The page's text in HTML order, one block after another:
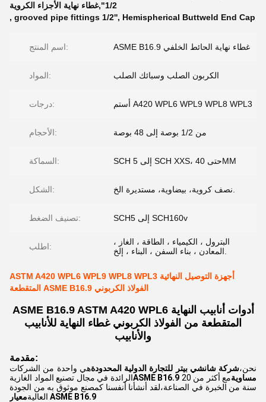
1/2",غطاء نهاية الأجزاء الكروية
, grooved pipe fittings 1/2'', Hemispherical Buttweld End Cap
اسم المنتج: ASME B16.9 غطاء نهاية الحائط الخلفي
المواد: الكربون الصلب وسبائك الصلب
درجات: أستم A420 WPL6 WPL9 WPL8 WPL3
الأحجام: من 1/2 بوصة إلى 48 بوصة
السماكة: SCH 5 إلى SCH XXS، حتى 40MM
الشكل:
تصنيف الضغط: SCH5 إلى SCH160v
اطلب:
البترول ، الكيمياء ، الطاقة ، الغاز ،
ASTM A420 WPL6 WPL9 WPL8 WPL3 أجهزة التوصيل النهائية
المتقطعة ASME B16.9 الفولاذ الكربوني
ASME B16.9 ASTM A420 WPL6 أدوات أنابيب النهاية
المتقطعة من الفولاذ الكربوني غطاء النهاية للأنابيب
والأنابيب
مقدمة:
نحن،شركة شانشي بيتر للتجارة الدولية المحدودةهي واحدة من الشركات
الرائدة في مجال تصنيع المواد الغازية
ASME B16.9 مساوية
مع أكثر من 20
سنة من الخبرة في الصناعة،لقد أنشأنا أنفسنا كمصنع موثوق به من الجودة
العالية معيار ASME B16.9